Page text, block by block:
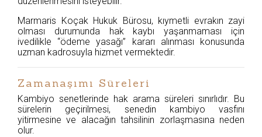
Marmaris Koçak Hukuk Bürosu, kıymetli evrakın zayi
olması durumunda hak kaybı yaşanmaması için
ivedilikle “ödeme yasağı” kararı alınması konusunda
uzman kadrosuyla hizmet vermektedir.
Zamanaşımı Süreleri
Kambiyo senetlerinde hak arama süreleri sınırlıdır. Bu
sürelerin geçirilmesi, senedin kambiyo vasfını
yitirmesine ve alacağın tahsilinin zorlaşmasına neden
olur.